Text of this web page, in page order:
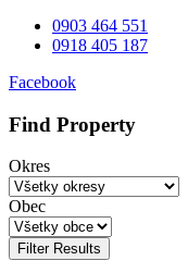
0903 464 551
0918 405 187
Facebook
Find Property
Okres
Obec
Filter Results